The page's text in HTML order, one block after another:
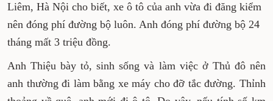
Liêm, Hà Nội cho biết, xe ô tô của anh vừa đi đăng kiểm
nên đóng phí đường bộ luôn. Anh đóng phí đường bộ 24
tháng mất 3 triệu đồng.
Anh Thiệu bày tỏ, sinh sống và làm việc ở Thủ đô nên
anh thường đi làm bằng xe máy cho đỡ tắc đường. Thỉnh